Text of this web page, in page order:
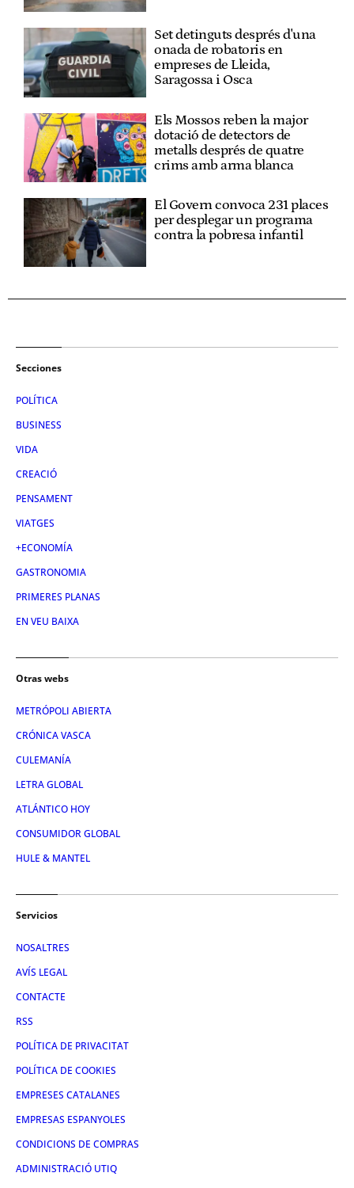
Set detinguts després d'una
onada de robatoris en
empreses de Lleida,
Saragossa i Osca
Els Mossos reben la major
dotació de detectors de
metalls després de quatre
crims amb arma blanca
El Govern convoca 231 places
per desplegar un programa
contra la pobresa infantil
Secciones
POLÍTICA
BUSINESS
VIDA
CREACIÓ
PENSAMENT
VIATGES
+ECONOMÍA
GASTRONOMIA
PRIMERES PLANAS
EN VEU BAIXA
Otras webs
METRÓPOLI ABIERTA
CRÓNICA VASCA
CULEMANÍA
LETRA GLOBAL
ATLÁNTICO HOY
CONSUMIDOR GLOBAL
HULE & MANTEL
Servicios
NOSALTRES
AVÍS LEGAL
CONTACTE
RSS
POLÍTICA DE PRIVACITAT
POLÍTICA DE COOKIES
EMPRESES CATALANES
EMPRESAS ESPANYOLES
CONDICIONS DE COMPRAS
ADMINISTRACIÓ UTIQ